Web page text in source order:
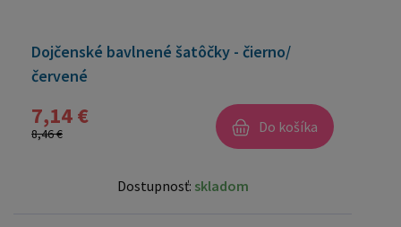
Dojčenské bavlnené šatôčky - čierno/
červené
7,14 €
8,46 € Do košíka
Dostupnosť: skladom